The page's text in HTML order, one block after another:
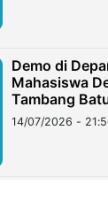
Demo di
Mahasiswa
Tambang
Lampung
14/07/2026 -